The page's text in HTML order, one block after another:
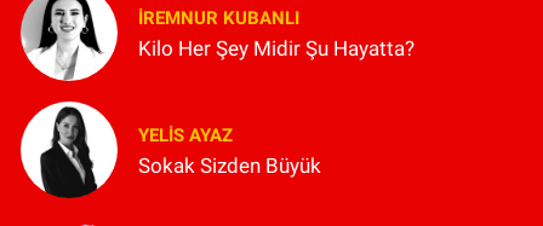
İREMNUR KUBANLI
Kilo Her Şey Midir Şu Hayatta?
YELIS AYAZ
Sokak Sizden Büyük